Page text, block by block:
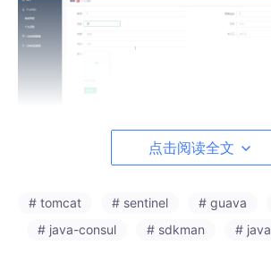
点击阅读全文
# tomcat # sentinel # guava
# java-consul
# sdkman # java